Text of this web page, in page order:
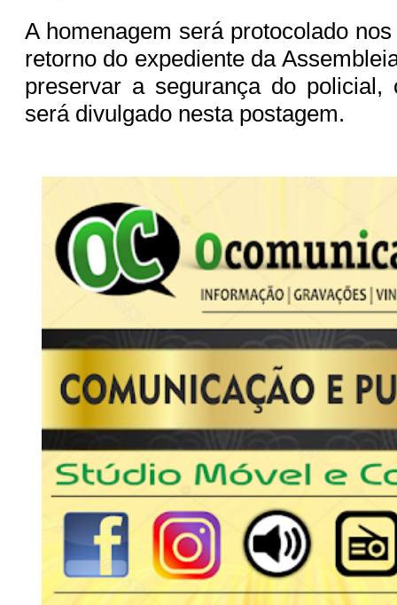
A homenagem será protocolado
retorno do expediente da
preservar a segurança do policial,
será divulgado nesta postagem.